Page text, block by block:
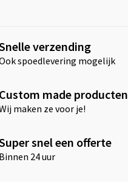
verzending
spoedlevering mogelijk
Custom made producten
maken ze voor je!
snel een offerte
Binnen 24 uur